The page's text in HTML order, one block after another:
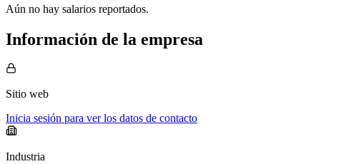
Aún no hay salarios reportados.
Información de la empresa
Sitio web
Inicia sesión para ver los datos de contacto
Industria